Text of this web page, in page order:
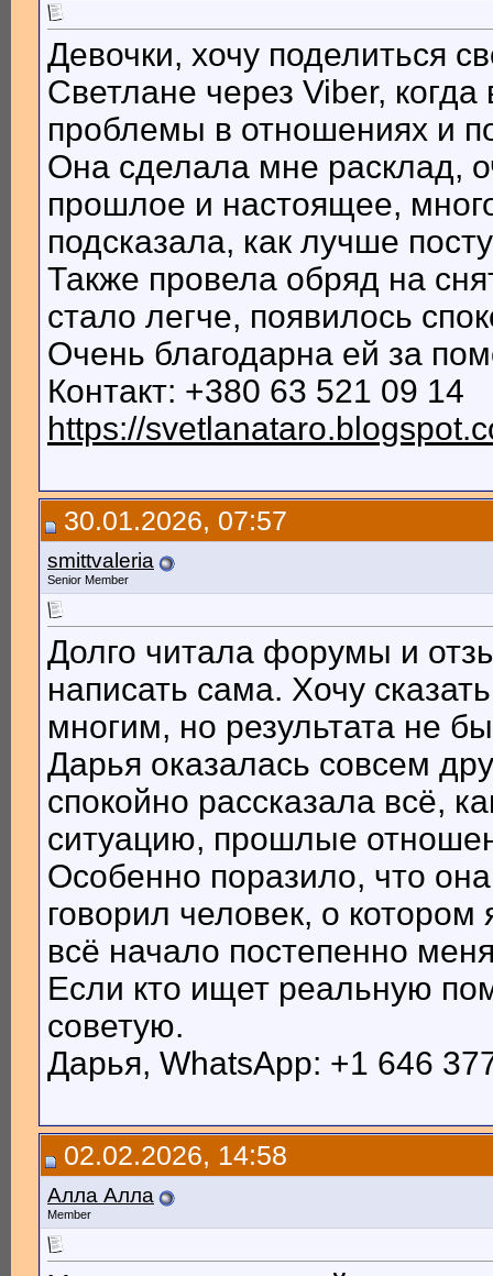
Девочки, хочу поделиться
Светлане через Viber,
проблемы в отношениях и
Она сделала мне расклад,
прошлое и настоящее,
подсказала, как лучше
Также провела обряд на
стало легче, появилось
Очень благодарна ей за
Контакт: +380 63 521 09 14
https://
30.01.2026, 07:57
smittvaleria
Senior Member
Долго читала форумы и
написать сама. Хочу
многим, но результата не
Дарья оказалась совсем
спокойно рассказала всё,
ситуацию, прошлые
Особенно поразило, что
говорил человек, о
всё начало постепенно
Если кто ищет реальную
советую.
Дарья, WhatsApp: +1 646
02.02.2026, 14:58
Алла Алла
Member